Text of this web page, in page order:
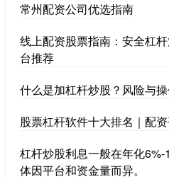
常州配资公司优选指南
线上配资股票指南：安全杠
台推荐
什么是加杠杆炒股？风险与
股票杠杆软件十大排名｜配
杠杆炒股利息一般在年化
体因平台和资金量而异。